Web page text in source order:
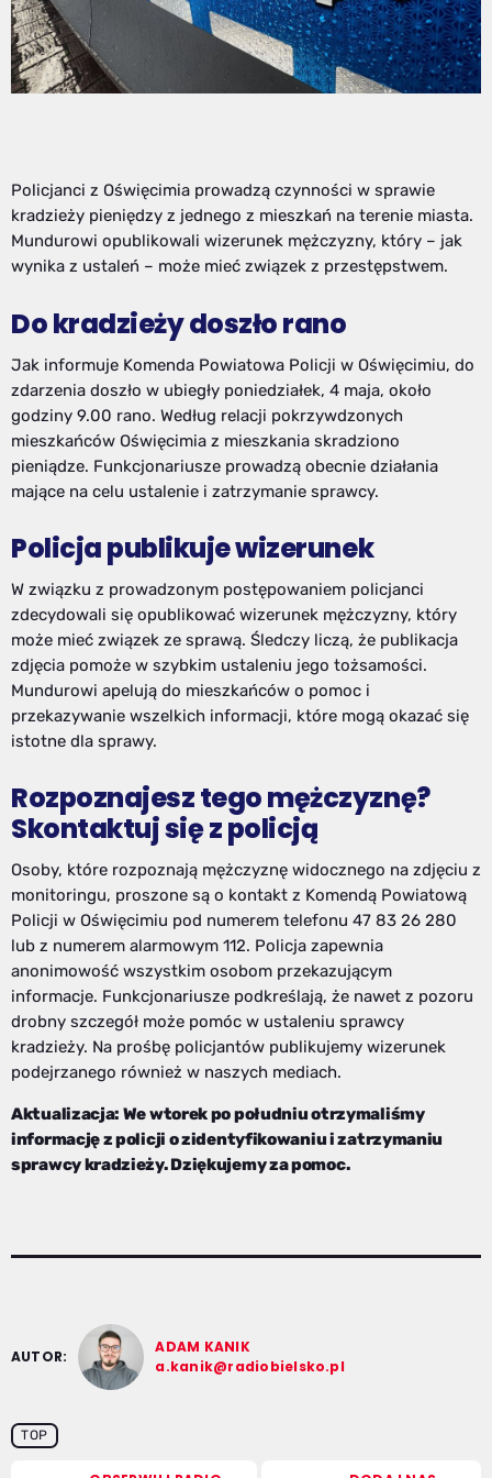
Policjanci z Oświęcimia prowadzą czynności w sprawie
kradzieży pieniędzy z jednego z mieszkań na terenie miasta.
Mundurowi opublikowali wizerunek mężczyzny, który – jak
wynika z ustaleń – może mieć związek z przestępstwem.
Do kradzieży doszło rano
Jak informuje Komenda Powiatowa Policji w Oświęcimiu, do
zdarzenia doszło w ubiegły poniedziałek, 4 maja, około
godziny 9.00 rano. Według relacji pokrzywdzonych
mieszkańców Oświęcimia z mieszkania skradziono
pieniądze. Funkcjonariusze prowadzą obecnie działania
mające na celu ustalenie i zatrzymanie sprawcy.
Policja publikuje wizerunek
W związku z prowadzonym postępowaniem policjanci
zdecydowali się opublikować wizerunek mężczyzny, który
może mieć związek ze sprawą. Śledczy liczą, że publikacja
zdjęcia pomoże w szybkim ustaleniu jego tożsamości.
Mundurowi apelują do mieszkańców o pomoc i
przekazywanie wszelkich informacji, które mogą okazać się
istotne dla sprawy.
Rozpoznajesz tego mężczyznę?
Skontaktuj się z policją
Osoby, które rozpoznają mężczyznę widocznego na zdjęciu z
monitoringu, proszone są o kontakt z Komendą Powiatową
Policji w Oświęcimiu pod numerem telefonu 47 83 26 280
lub z numerem alarmowym 112. Policja zapewnia
anonimowość wszystkim osobom przekazującym
informacje. Funkcjonariusze podkreślają, że nawet z pozoru
drobny szczegół może pomóc w ustaleniu sprawcy
kradzieży. Na prośbę policjantów publikujemy wizerunek
podejrzanego również w naszych mediach.
Aktualizacja: We wtorek po południu otrzymaliśmy
informację z policji o zidentyfikowaniu i zatrzymaniu
sprawcy kradzieży. Dziękujemy za pomoc.
AUTOR:
ADAM KANIK
a.kanik@radiobielsko.pl
TOP